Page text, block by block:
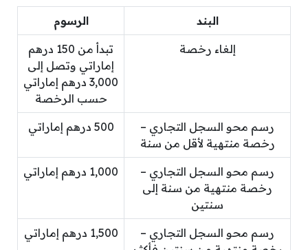
البند الرسوم
إلغاء رخصة
تبدأ من 150 درهم
إماراتي وتصل إلى
3,000 درهم إماراتي
حسب الرخصة
رسم محو السجل التجاري –
رخصة منتهية لأقل من سنة
500 درهم إماراتي
رسم محو السجل التجاري –
رخصة منتهية من سنة إلى
سنتين
1,000 درهم إماراتي
رسم محو السجل التجاري –
1,500 درهم إماراتي